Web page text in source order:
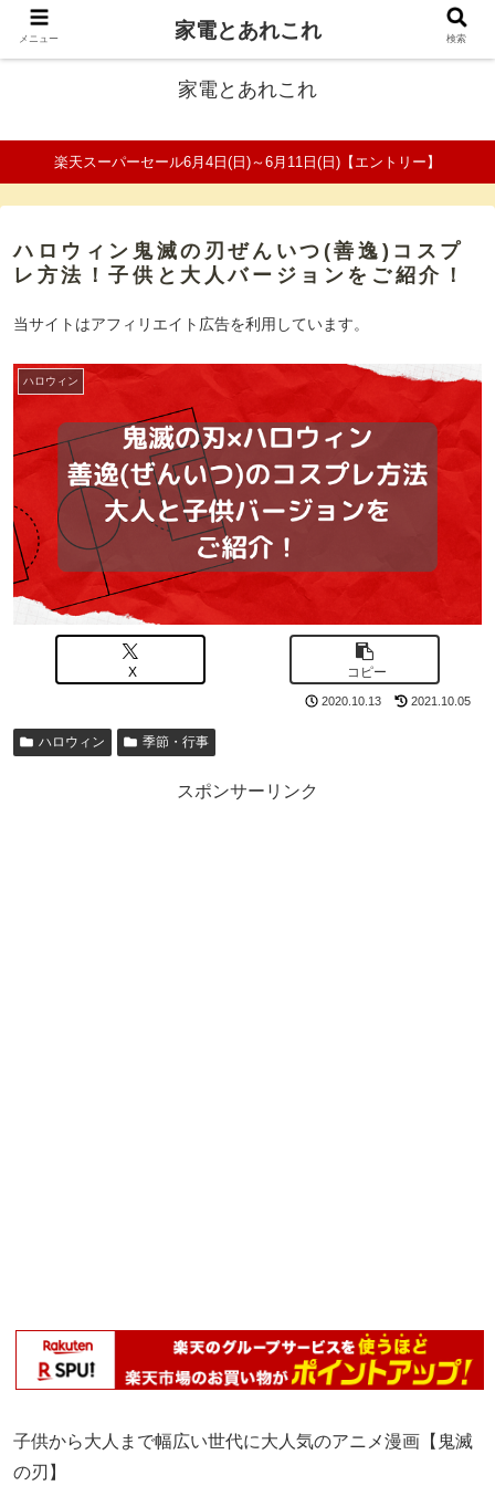
ファミリーの家電口コミ＆比較サイト
家電とあれこれ
楽天スーパーセール6月4日(日)～6月11日(日)【エントリー】
ハロウィン鬼滅の刃ぜんいつ(善逸)コスプ
レ方法！子供と大人バージョンをご紹介！
当サイトはアフィリエイト広告を利用しています。
ハロウィン
X コピー
2020.10.13 2021.10.05
ハロウィン 季節・行事
スポンサーリンク
子供から大人まで幅広い世代に大人気のアニメ漫画【鬼滅
の刃】
メニュー 家電とあれこれ 検索